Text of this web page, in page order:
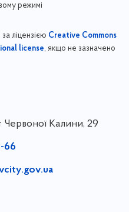
режимі
ліцензією Creative Commons
license, якщо не зазначено
Червоної Калини, 29
66